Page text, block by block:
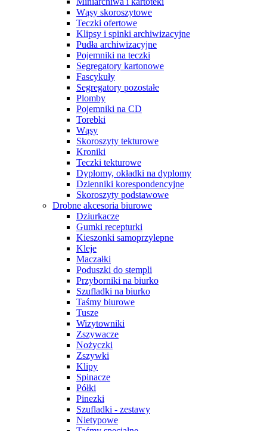
Wąsy skoroszytowe
Teczki ofertowe
Klipsy i spinki archiwizacyjne
Pudła archiwizacyjne
Pojemniki na teczki
Segregatory kartonowe
Fascykuły
Segregatory pozostałe
Plomby
Pojemniki na CD
Torebki
Wąsy
Skoroszyty tekturowe
Kroniki
Teczki tekturowe
Dyplomy, okładki na dyplomy
Dzienniki korespondencyjne
Skoroszyty podstawowe
Drobne akcesoria biurowe
Dziurkacze
Gumki recepturki
Kieszonki samoprzylepne
Kleje
Maczałki
Poduszki do stempli
Przyborniki na biurko
Szufladki na biurko
Taśmy biurowe
Tusze
Wizytowniki
Zszywacze
Nożyczki
Zszywki
Klipy
Spinacze
Półki
Pinezki
Szufladki - zestawy
Nietypowe